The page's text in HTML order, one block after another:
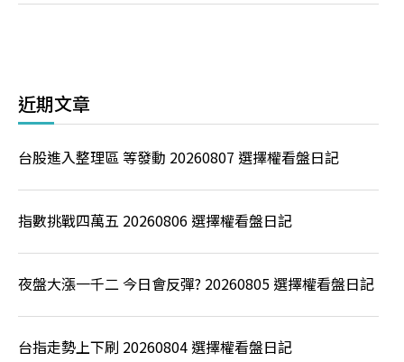
近期文章
台股進入整理區 等發動 20260807 選擇權看盤日記
指數挑戰四萬五 20260806 選擇權看盤日記
夜盤大漲一千二 今日會反彈? 20260805 選擇權看盤日記
台指走勢上下刷 20260804 選擇權看盤日記